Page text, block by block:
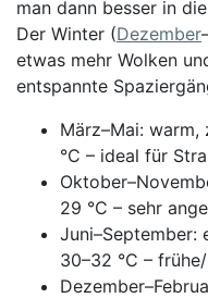
man dann besser in
Der Winter (Dezember
etwas mehr Wolken
entspannte
März–Mai: warm,
°C – ideal für
29 °C – sehr
Juni–September:
30–32 °C –